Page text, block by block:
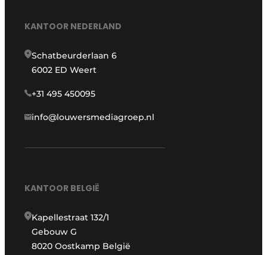
KANTOOR NEDERLAND
Schatbeurderlaan 6
6002 ED Weert
+31 495 450095
info@louwersmediagroep.nl
KANTOOR BELGIË
Kapellestraat 132/1
Gebouw G
8020 Oostkamp België